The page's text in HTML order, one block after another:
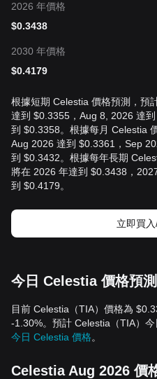
2026 年價格
$0.3438
2030 年價格
$0.4179
根據短期 Celestia 價格預測，預
達到 $0.3355，Aug 8, 2026 達
到 $0.3358。根據每月 Celestia
Aug 2026 達到 $0.3361，Sep
到 $0.3432。根據每年長期
將在 2026 年達到 $0.3438，
到 $0.4179。
立即買
今日 Celestia 價格預測
目前 Celestia（TIA）價格為
-1.30%。預計 Celestia（TIA）
今日 Celestia 價格。
Celestia Aug 2026 價